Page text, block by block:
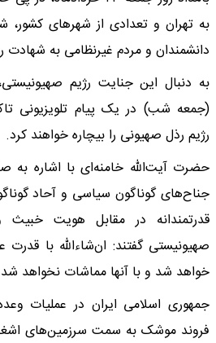
به تهران و تعدادی از شهرهای کشور،
دانشمندان و مردم غیرنظامی به شهادت
به دنبال این جنایت رژیم
(جمعه شب) در یک پیام تلویزیونی
رژیم رذل صهیونی را بیچاره خواهند کرد.
حضرت آیت‌الله خامنه‌ای با اشاره به
جناح‌های گوناگون سیاسی و آحاد
قدرتمندانه در مقابل هویت
صهیونیستی گفتند: ان‌شاءالله با
خواهد شد و با آنها مماشات نخواهد
فروند موشک‌ به سمت سرزمین‌های